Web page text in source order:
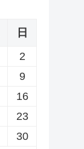
日
2
9
16
23
30